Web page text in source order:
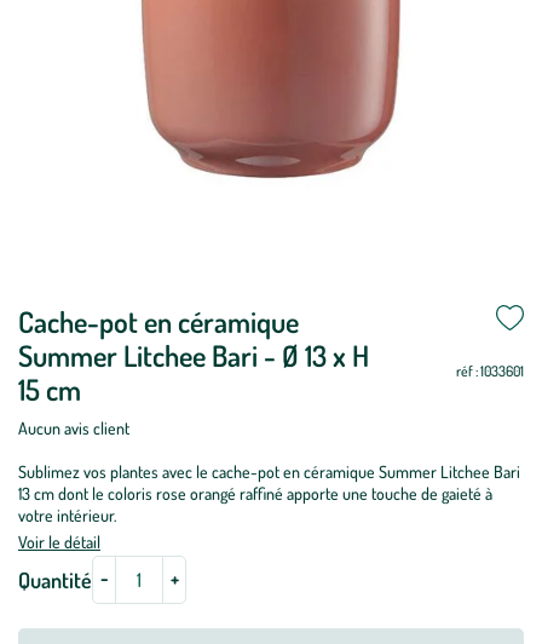
Cache-pot en céramique
Summer Litchee Bari - Ø 13 x H
15 cm
réf : 1033601
Aucun avis client
Sublimez vos plantes avec le cache-pot en céramique Summer Litchee Bari
13 cm dont le coloris rose orangé raffiné apporte une touche de gaieté à
votre intérieur.
Voir le détail
Quantité
Mettre
jour
-
Mettre
jour
+